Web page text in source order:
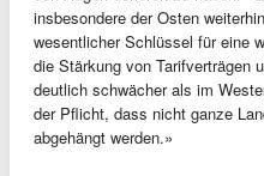
insbesondere der Osten
wesentlicher Schlüssel für eine
die Stärkung von Tarifverträgen
deutlich schwächer als im
der Pflicht, dass nicht ganze
abgehängt werden.»